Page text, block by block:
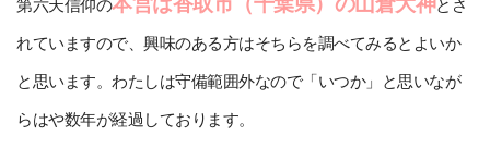
第六天信仰の とさ
れていますので、興味のある方はそちらを調べてみるとよいか
と思います。わたしは守備範囲外なので「いつか」と思いなが
らはや数年が経過しております。